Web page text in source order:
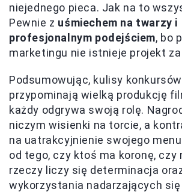
niejednego pieca. Jak na to
Pewnie z uśmiechem na twarzy i
profesjonalnym podejściem, bo
marketingu nie istnieje projekt za
Podsumowując, kulisy
przypominają wielką produkcję
każdy odgrywa swoją rolę.
niczym wisienki na torcie, a
na uatrakcyjnienie swojego
od tego, czy ktoś ma koronę, czy
rzeczy liczy się determinacja
wykorzystania nadarzających